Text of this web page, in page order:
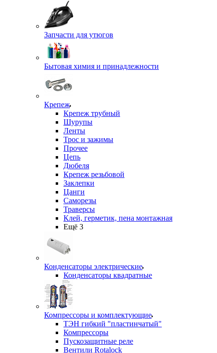
Запчасти для утюгов
Бытовая химия и принадлежности
Крепеж
Крепеж трубный
Шурупы
Ленты
Трос и зажимы
Прочее
Цепь
Дюбеля
Крепеж резьбовой
Заклепки
Цанги
Саморезы
Траверсы
Клей, герметик, пена монтажная
Ещё 3
Конденсаторы электрические
Конденсаторы квадратные
Компрессоры и комплектующие
ТЭН гибкий "пластинчатый"
Компрессоры
Пускозащитные реле
Вентили Rotalock